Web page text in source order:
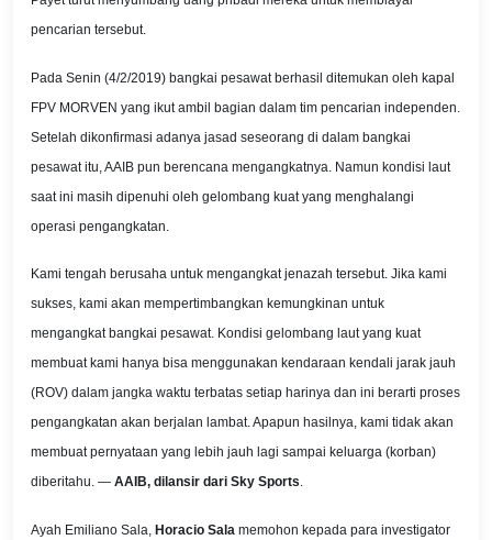
pencarian tersebut.
Pada Senin (4/2/2019) bangkai pesawat berhasil ditemukan oleh kapal
FPV MORVEN yang ikut ambil bagian dalam tim pencarian independen.
Setelah dikonfirmasi adanya jasad seseorang di dalam bangkai
pesawat itu, AAIB pun berencana mengangkatnya. Namun kondisi laut
saat ini masih dipenuhi oleh gelombang kuat yang menghalangi
operasi pengangkatan.
Kami tengah berusaha untuk mengangkat jenazah tersebut. Jika kami
sukses, kami akan mempertimbangkan kemungkinan untuk
mengangkat bangkai pesawat. Kondisi gelombang laut yang kuat
membuat kami hanya bisa menggunakan kendaraan kendali jarak jauh
(ROV) dalam jangka waktu terbatas setiap harinya dan ini berarti proses
pengangkatan akan berjalan lambat. Apapun hasilnya, kami tidak akan
membuat pernyataan yang lebih jauh lagi sampai keluarga (korban)
diberitahu. — AAIB, dilansir dari Sky Sports.
Ayah Emiliano Sala, Horacio Sala memohon kepada para investigator